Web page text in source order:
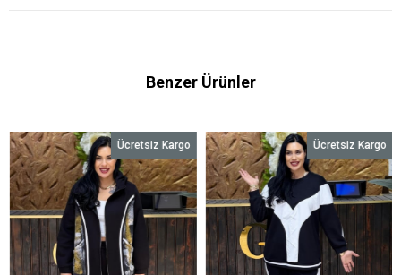
Benzer Ürünler
Ücretsiz Kargo Ücretsiz Kargo